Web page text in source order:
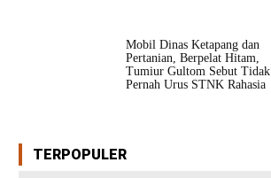
Mobil Dinas Ketapang dan
Pertanian, Berpelat Hitam,
Tumiur Gultom Sebut Tidak
Pernah Urus STNK Rahasia
TERPOPULER